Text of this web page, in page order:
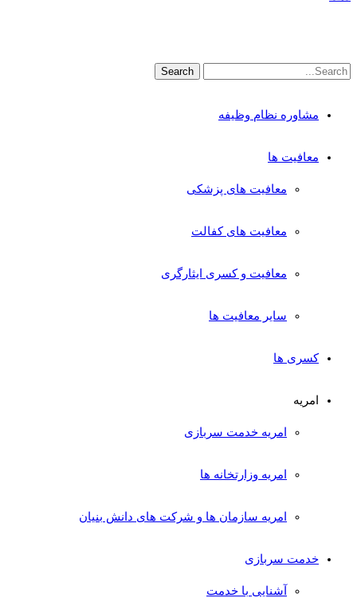
مشاوره نظام وظیفه
معافیت ها
معافیت های پزشکی
معافیت های کفالت
معافیت و کسری ایثارگری
سایر معافیت ها
کسری ها
امریه
امریه خدمت سربازی
امریه وزارتخانه ها
امریه سازمان ها و شرکت های دانش بنیان
خدمت سربازی
آشنایی با خدمت